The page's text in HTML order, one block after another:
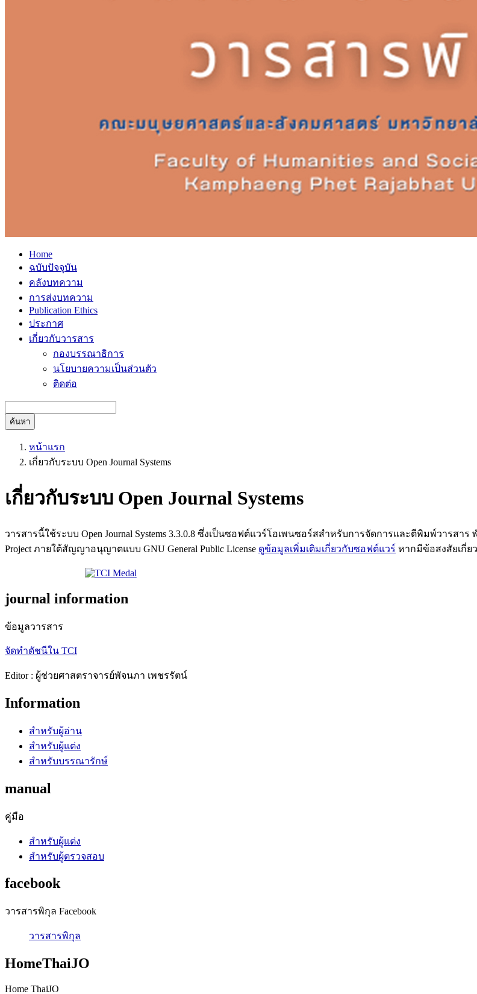
Home
ฉบับปัจจุบัน
คลังบทความ
การส่งบทความ
Publication Ethics
ประกาศ
เกี่ยวกับวารสาร
กองบรรณาธิการ
นโยบายความเป็นส่วนตัว
ติดต่อ
ค้นหา
หน้าแรก
เกี่ยวกับระบบ Open Journal Systems
เกี่ยวกับระบบ Open Journal Systems
วารสารนี้ใช้ระบบ Open Journal Systems 3.3.0.8 ซึ่งเป็นซอฟต์แวร์โอเพนซอร์สสำหรับการจัดการและตีพิมพ์วารส
Project ภายใต้สัญญาอนุญาตแบบ GNU General Public License ดูข้อมูลเพิ่มเติมเกี่ยวกับซอฟต์แวร์ หากมีข้อสงสัยเกี่ย
journal information
ข้อมูลวารสาร
จัดทำดัชนีใน TCI
Editor : ผู้ช่วยศาสตราจารย์พัจนภา เพชรรัตน์
Information
สำหรับผู้อ่าน
สำหรับผู้แต่ง
สำหรับบรรณารักษ์
manual
คู่มือ
สำหรับผู้แต่ง
สำหรับผู้ตรวจสอบ
facebook
วารสารพิกุล Facebook
วารสารพิกุล
HomeThaiJO
Home ThaiJO